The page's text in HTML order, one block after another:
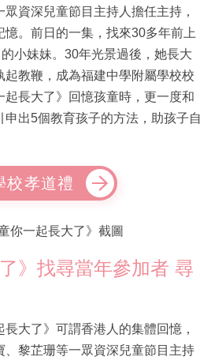
資深兒童節目主持人擔任主持，
。前日的一集，找來30多年前上
小妹妹。30年光景過後，她長大
起教鞭，成為福建中學附屬學校校
長大了》回憶孩童時，更一度和
出5個教育孩子的方法，助孩子自
校孝道禮
你一起長大了》截圖
》找尋當年參加者 尋
大了》可謂香港人的集體回憶，
黎芷珊等一眾資深兒童節目主持